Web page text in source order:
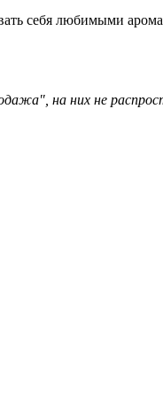
себя любимыми
на них не